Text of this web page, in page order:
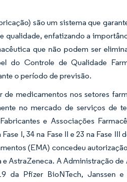
são um sistema que
qualidade, enfatizando a
que não podem ser
do Controle de Qualidade
o período de previsão.
medicamentos nos setores
no mercado de serviços de
e Associações
I, 34 na Fase II e 23 na Fase
(EMA) concedeu
e AstraZeneca. A Administração
da Pfizer BioNTech, Janssen